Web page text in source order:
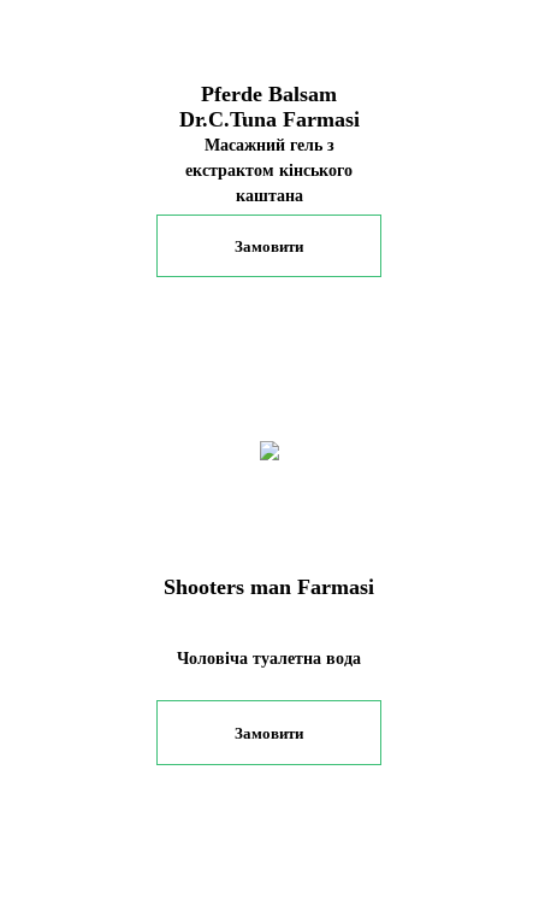
Pferde Balsam
Dr.C.Tuna Farmasi
Масажний гель з
екстрактом кінського
каштана
Замовити
Shooters man Farmasi
Чоловіча туалетна вода
Замовити